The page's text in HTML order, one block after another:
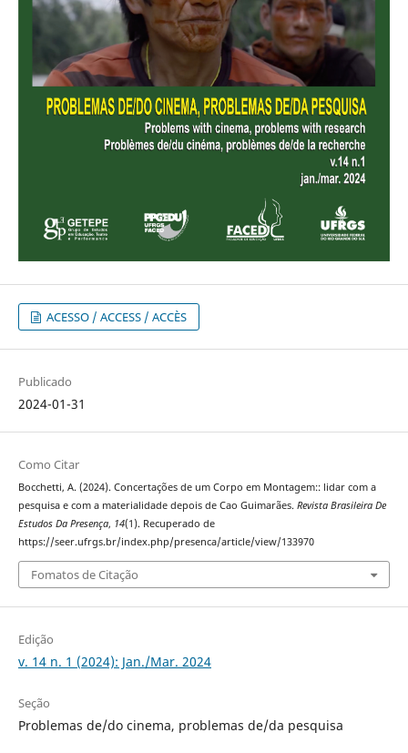
ACESSO / ACCESS / ACCÈS
Publicado
2024-01-31
Como Citar
Bocchetti, A. (2024). Concertações de um Corpo em Montagem:: lidar com a
pesquisa e com a materialidade depois de Cao Guimarães. Revista Brasileira De
Estudos Da Presença, 14(1). Recuperado de
https://seer.ufrgs.br/index.php/presenca/article/view/133970
Fomatos de Citação
Edição
v. 14 n. 1 (2024): Jan./Mar. 2024
Seção
Problemas de/do cinema, problemas de/da pesquisa